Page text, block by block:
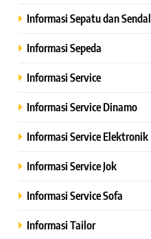
Informasi Sepatu dan Sendal
Informasi Sepeda
Informasi Service
Informasi Service Dinamo
Informasi Service Elektronik
Informasi Service Jok
Informasi Service Sofa
Informasi Tailor